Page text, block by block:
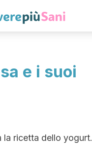
e i suoi
la ricetta dello yogurt.